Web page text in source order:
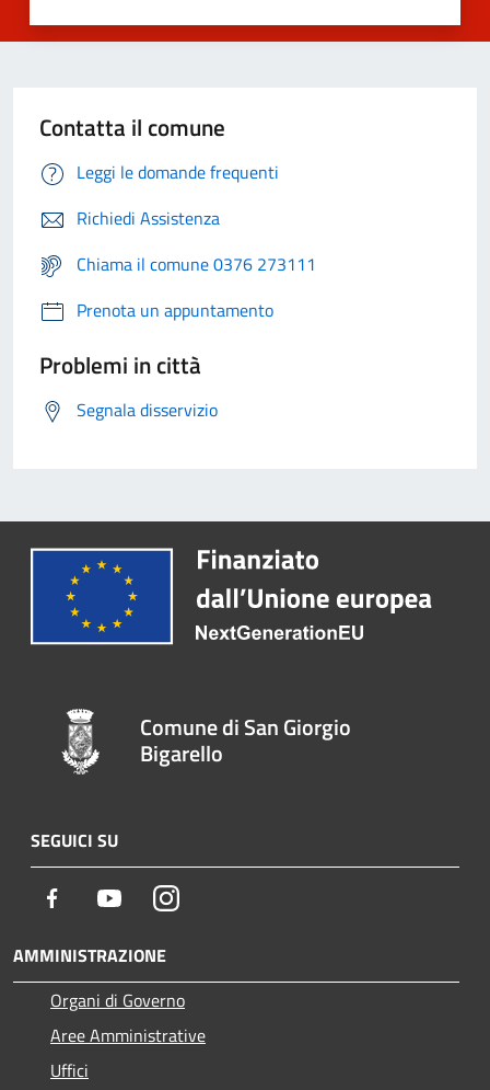
Contatta il comune
Leggi le domande frequenti
Richiedi Assistenza
Chiama il comune 0376 273111
Prenota un appuntamento
Problemi in città
Segnala disservizio
Comune di San Giorgio
Bigarello
SEGUICI SU
Facebook YoutubeInstagram
AMMINISTRAZIONE
Organi di Governo
Aree Amministrative
Uffici